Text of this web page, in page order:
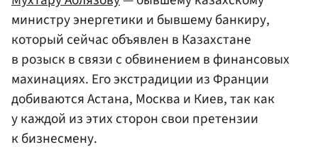
министру энергетики и бывшему банкиру,
который сейчас объявлен в Казахстане
в розыск в связи с обвинением в финансовых
махинациях. Его экстрадиции из Франции
добиваются Астана, Москва и Киев, так как
у каждой из этих сторон свои претензии
к бизнесмену.